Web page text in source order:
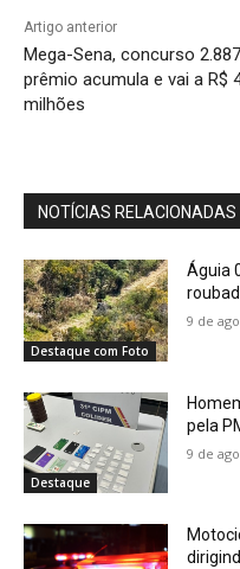
Artigo anterior
Mega-Sena, concurso
prêmio acumula e vai a R$
milhões
NOTÍCIAS RELACIONADAS
Destaque com Foto
Águia
9 de
Destaque
pela
9 de